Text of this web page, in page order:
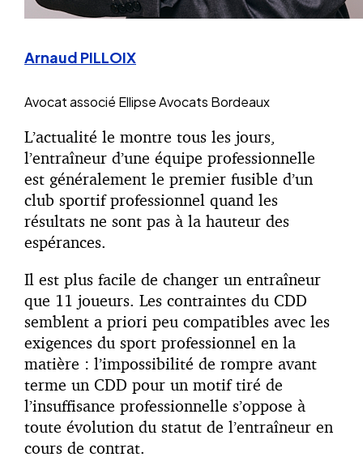
Arnaud PILLOIX
Avocat associé Ellipse Avocats Bordeaux
L’actualité le montre tous les jours,
l’entraîneur d’une équipe professionnelle
est généralement le premier fusible d’un
club sportif professionnel quand les
résultats ne sont pas à la hauteur des
espérances.
Il est plus facile de changer un entraîneur
que 11 joueurs. Les contraintes du CDD
semblent a priori peu compatibles avec les
exigences du sport professionnel en la
matière : l’impossibilité de rompre avant
terme un CDD pour un motif tiré de
l’insuffisance professionnelle s’oppose à
toute évolution du statut de l’entraîneur en
cours de contrat.